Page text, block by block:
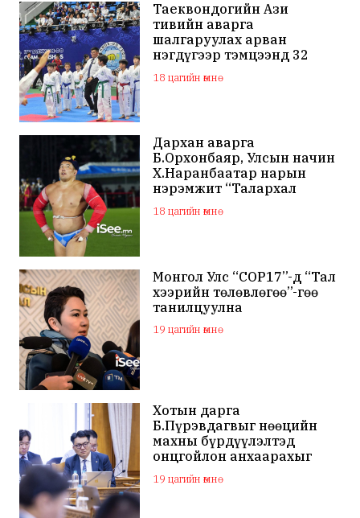
Таеквондогийн Ази
тивийн аварга
шалгаруулах арван
нэгдүгээр тэмцээнд 32
орны тамирчид өрсөлдөж
байна
18 цагийн өмнө
Дархан аварга
Б.Орхонбаяр, Улсын начин
Х.Наранбаатар нарын
нэрэмжит “Талархал
хүндэтгэл” хүчит бөхийн
барилдаан болно
18 цагийн өмнө
Монгол Улс “COP17”-д “Тал
хээрийн төлөвлөгөө”-гөө
танилцуулна
19 цагийн өмнө
Хотын дарга
Б.Пүрэвдагвыг нөөцийн
махны бүрдүүлэлтэд
онцгойлон анхаарахыг
үүрэг болголоо
19 цагийн өмнө